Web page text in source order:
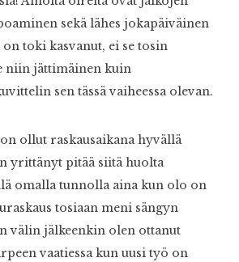
sekä lähes jokapäiväinen
on toki kasvanut, ei se tosin
niin jättimäinen kuin
sen tässä vaiheessa olevan.
ollut raskausaikana hyvällä
yrittänyt pitää siitä huolta
omalla tunnolla aina kun olo on
tosiaan meni sängyn
välin jälkeenkin olen ottanut
vaatiessa kun uusi työ on